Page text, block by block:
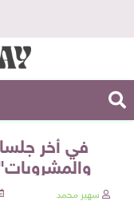
سهير محمد